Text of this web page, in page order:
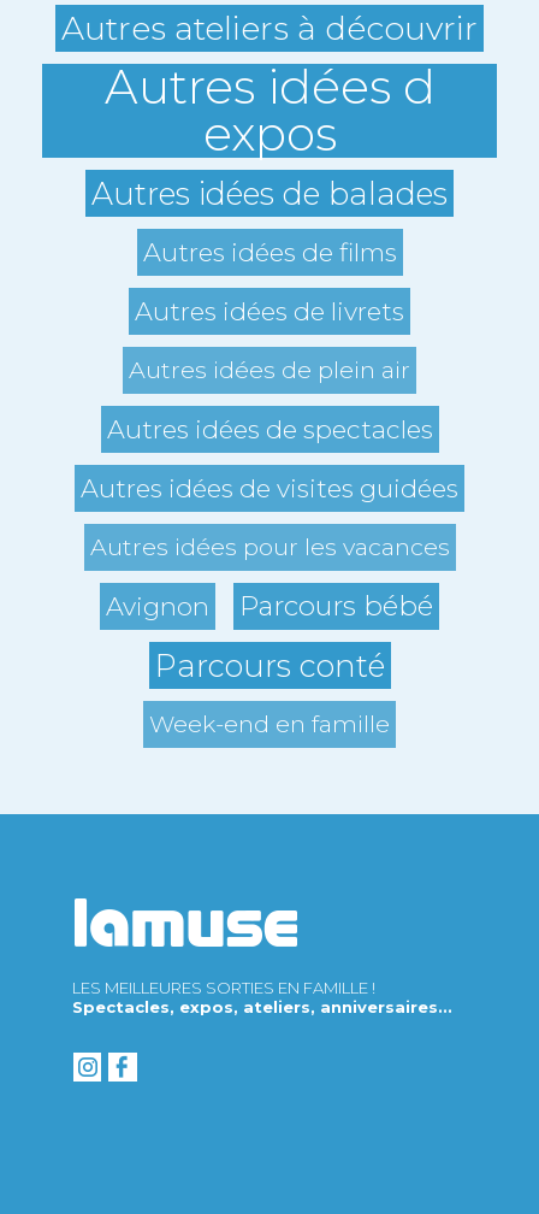
Autres ateliers à découvrir
Autres idées d
expos
Autres idées de balades
Autres idées de films
Autres idées de livrets
Autres idées de plein air
Autres idées de spectacles
Autres idées de visites guidées
Autres idées pour les vacances
Avignon Parcours bébé
Parcours conté
Week-end en famille
LES MEILLEURES SORTIES EN FAMILLE !
Spectacles, expos, ateliers, anniversaires...